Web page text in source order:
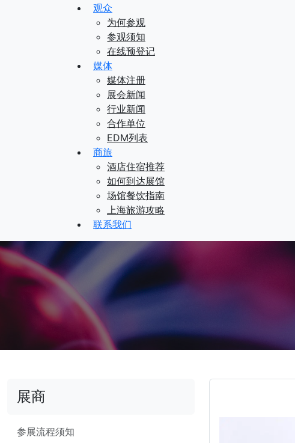
观众
为何参观
参观须知
在线预登记
媒体
媒体注册
展会新闻
行业新闻
合作单位
EDM列表
商旅
酒店住宿推荐
如何到达展馆
场馆餐饮指南
上海旅游攻略
联系我们
展商
参展流程须知